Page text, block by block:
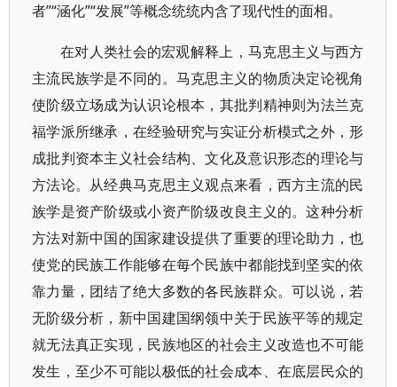
者”“涵化”“发展”等概念统统内含了现代性的面相。
在对人类社会的宏观解释上，马克思主义与西方
主流民族学是不同的。马克思主义的物质决定论视角
使阶级立场成为认识论根本，其批判精神则为法兰克
福学派所继承，在经验研究与实证分析模式之外，形
成批判资本主义社会结构、文化及意识形态的理论与
方法论。从经典马克思主义观点来看，西方主流的民
族学是资产阶级或小资产阶级改良主义的。这种分析
方法对新中国的国家建设提供了重要的理论助力，也
使党的民族工作能够在每个民族中都能找到坚实的依
靠力量，团结了绝大多数的各民族群众。可以说，若
无阶级分析，新中国建国纲领中关于民族平等的规定
就无法真正实现，民族地区的社会主义改造也不可能
发生，至少不可能以极低的社会成本、在底层民众的